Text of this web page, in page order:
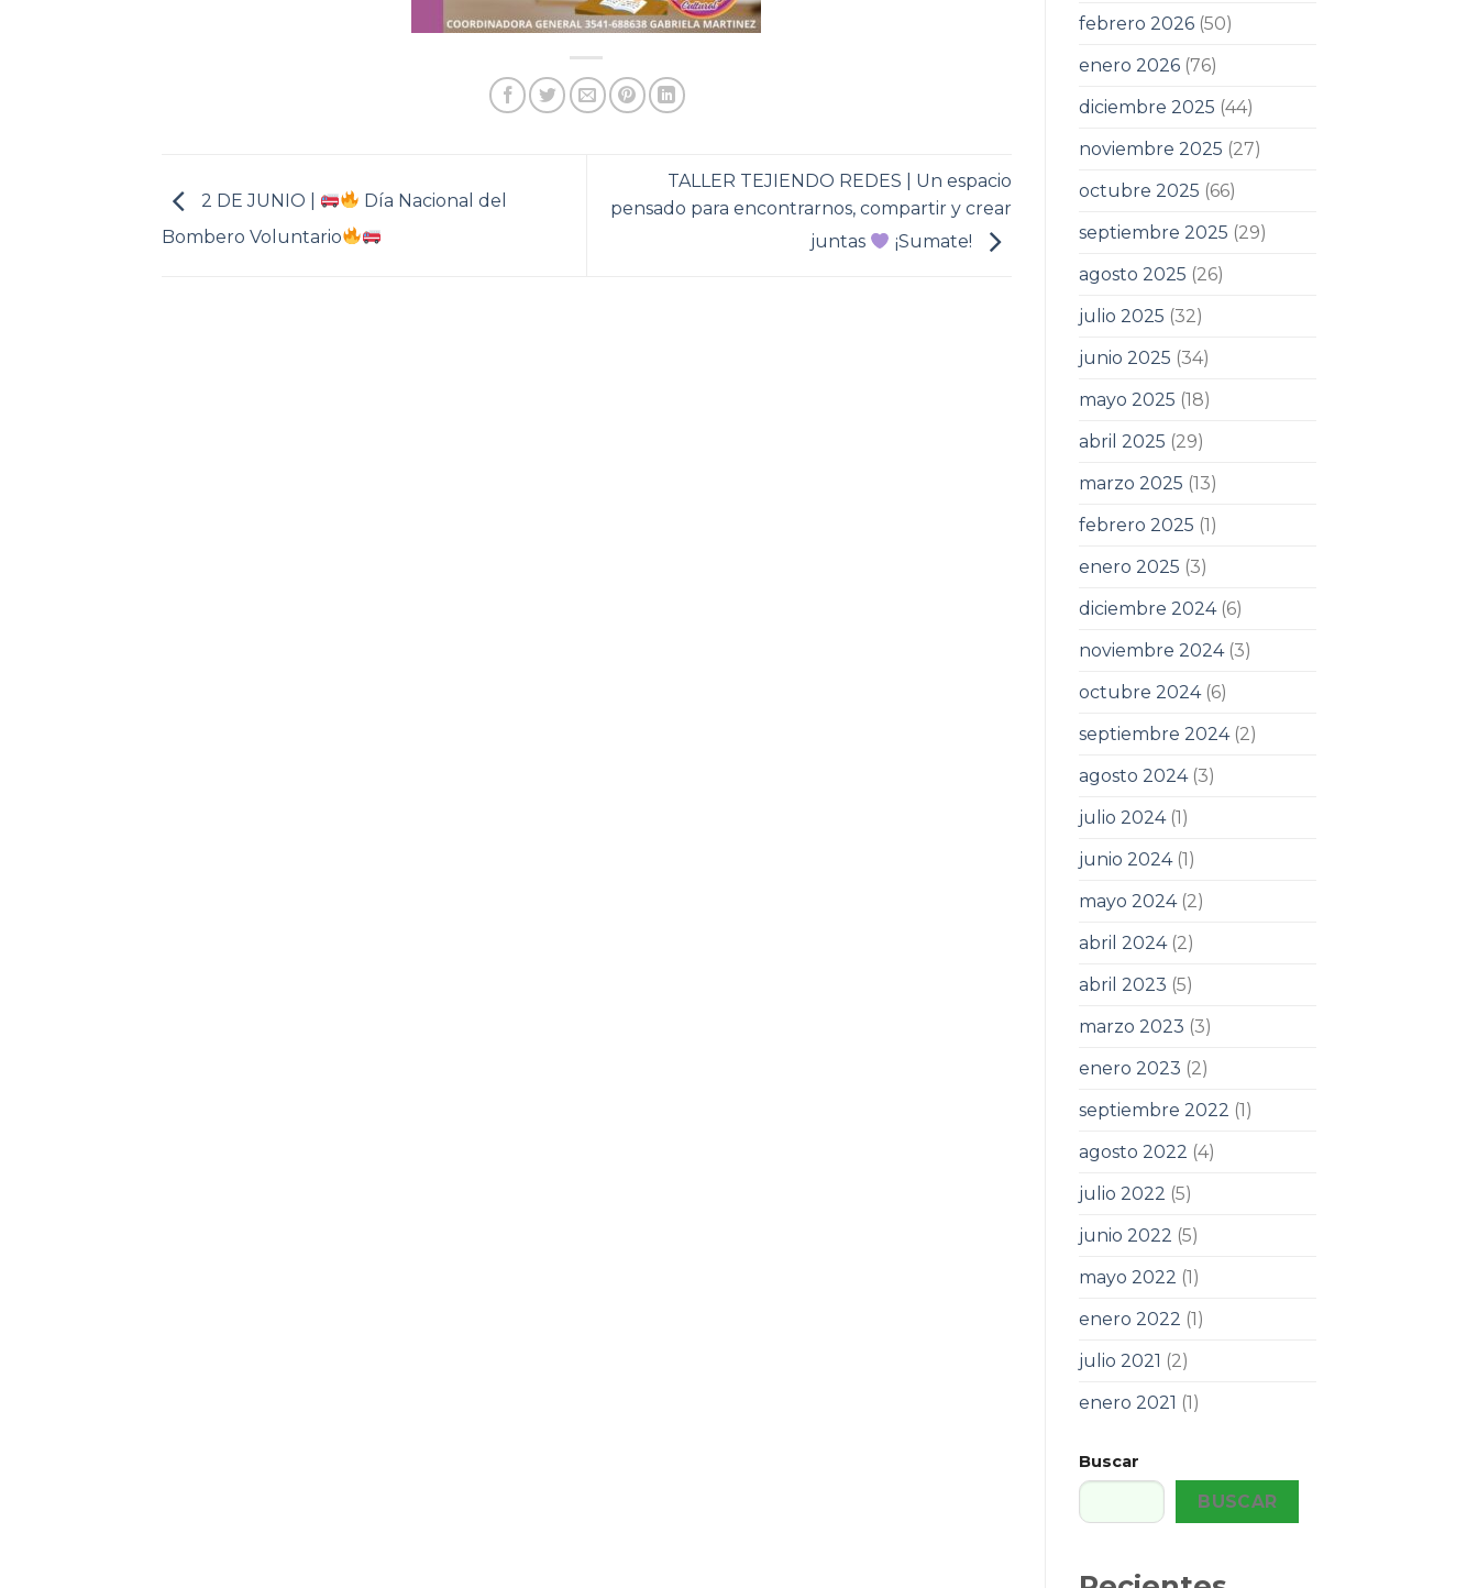
2 DE JUNIO |
Día Nacional del
Bombero Voluntario
TALLER TEJIENDO REDES | Un espacio
pensado para encontrarnos, compartir y crear
juntas
¡Sumate!
febrero 2026(50)
enero 2026(76)
diciembre 2025 (44)
noviembre 2025 (27)
octubre 2025 (66)
septiembre 2025 (29)
agosto 2025 (26)
julio 2025 (32)
junio 2025 (34)
mayo 2025 (18)
abril 2025 (29)
marzo 2025 (13)
febrero 2025 (1)
enero 2025 (3)
diciembre 2024(6)
noviembre 2024(3)
octubre 2024(6)
septiembre 2024(2)
agosto 2024(3)
julio 2024(1)
junio 2024(1)
mayo 2024(2)
abril 2024(2)
abril 2023 (5)
marzo 2023 (3)
enero 2023 (2)
septiembre 2022 (1)
agosto 2022 (4)
julio 2022 (5)
junio 2022 (5)
mayo 2022 (1)
enero 2022 (1)
julio 2021 (2)
enero 2021 (1)
Buscar
BUSCAR